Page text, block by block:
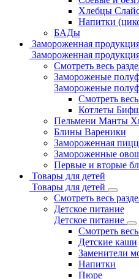
Хлебцы
Напитки
БАДы
Замороженная
Замороженная
Смотреть весь
Замороженые
Замороженые
Смотреть
Котлеты
Пельмени Манты
Блины Вареники
Замороженная
Замороженные
Первые и вторые
Товары для детей
Товары для детей
Смотреть весь
Детское питание
Детское питание
Смотреть
Детские каши
Заменители
Напитки
Пюре